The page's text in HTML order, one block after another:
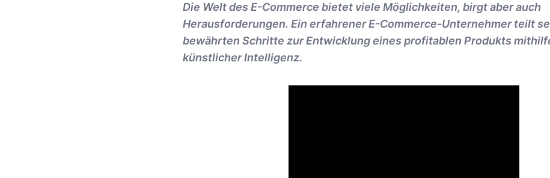
Die Welt des E-Commerce bietet viele Möglichkeiten, birgt aber auch
Herausforderungen. Ein erfahrener E-Commerce-Unternehmer teilt
bewährten Schritte zur Entwicklung eines profitablen Produkts
künstlicher Intelligenz.